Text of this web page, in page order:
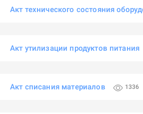
Акт технического состояния
Акт утилизации продуктов питания
Акт списания материалов 1336